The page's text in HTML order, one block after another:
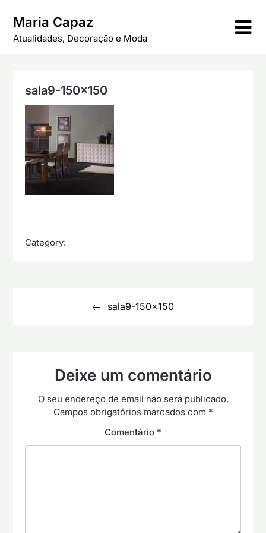
content
Maria Capaz
Atualidades, Decoração e Moda
sala9-150×150
Category:
sala9-150×150
Deixe um comentário
O seu endereço de email não será publicado.
Campos obrigatórios marcados com *
Comentário *